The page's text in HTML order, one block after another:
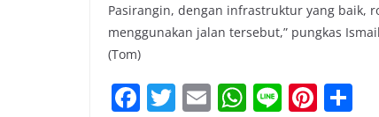
Pasirangin, dengan infrastruktur yang baik,
menggunakan jalan tersebut,” pungkas
(Tom)
F T E W Li Pi